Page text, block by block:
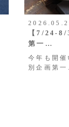
【7/24-8/
第一…
今年も開
別企画第